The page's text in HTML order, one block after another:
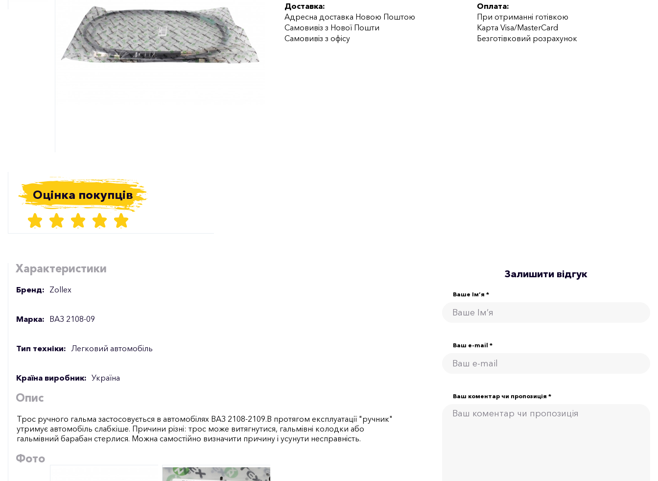
Доставка:
Адресна доставка Новою Поштою
Самовивіз з Нової Пошти
Самовивіз з офісу
Оплата:
При отриманні готівкою
Карта Visa/MasterCard
Безготівковий розрахунок
Оцінка покупців
Характеристики
Бренд: Zollex
Марка: ВАЗ 2108-09
Тип техніки: Легковий автомобіль
Країна виробник: Україна
Опис
Трос ручного гальма застосовується в автомобілях ВАЗ 2108-2109.В протягом експлуатації "ручник"
утримує автомобіль слабкіше. Причини різні: трос може витягнутися, гальмівні колодки або
гальмівний барабан стерлися. Можна самостійно визначити причину і усунути несправність.
Фото
Залишити відгук
Ваше Ім’я *
Ваш e-mail *
Ваш коментар чи пропозиція *